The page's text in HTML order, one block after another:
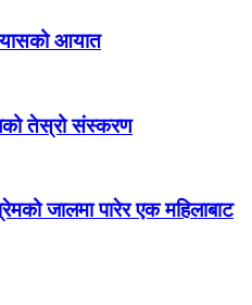
आयात
तेस्रो संस्करण
जालमा पारेर एक महिलाबाट